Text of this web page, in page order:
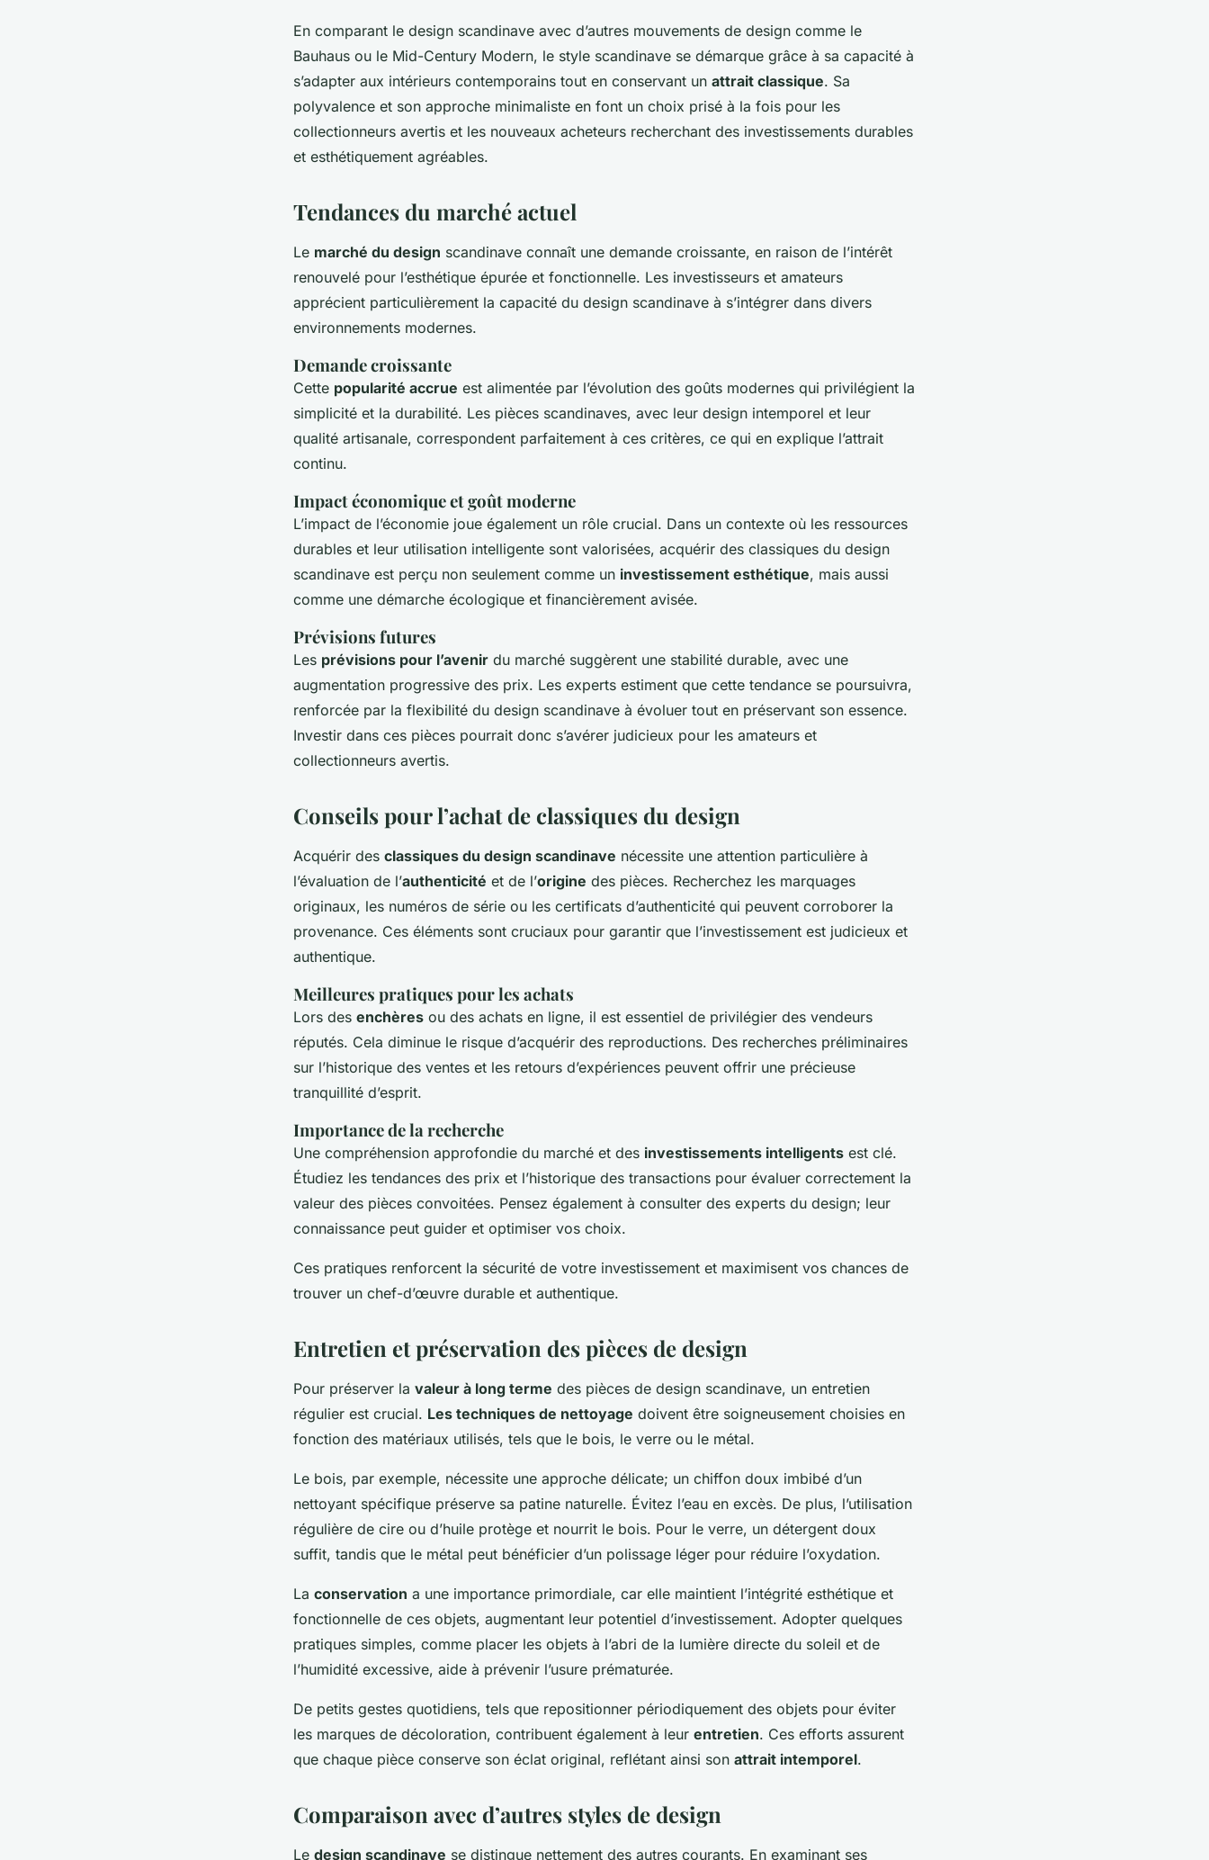
En comparant le design scandinave avec d’autres mouvements de design comme le
Bauhaus ou le Mid-Century Modern, le style scandinave se démarque grâce à sa capacité à
s’adapter aux intérieurs contemporains tout en conservant un attrait classique. Sa
polyvalence et son approche minimaliste en font un choix prisé à la fois pour les
collectionneurs avertis et les nouveaux acheteurs recherchant des investissements durables
et esthétiquement agréables.
Tendances du marché actuel
Le marché du design scandinave connaît une demande croissante, en raison de l’intérêt
renouvelé pour l’esthétique épurée et fonctionnelle. Les investisseurs et amateurs
apprécient particulièrement la capacité du design scandinave à s’intégrer dans divers
environnements modernes.
Demande croissante
Cette popularité accrue est alimentée par l’évolution des goûts modernes qui privilégient la
simplicité et la durabilité. Les pièces scandinaves, avec leur design intemporel et leur
qualité artisanale, correspondent parfaitement à ces critères, ce qui en explique l’attrait
continu.
Impact économique et goût moderne
L’impact de l’économie joue également un rôle crucial. Dans un contexte où les ressources
durables et leur utilisation intelligente sont valorisées, acquérir des classiques du design
scandinave est perçu non seulement comme un investissement esthétique, mais aussi
comme une démarche écologique et financièrement avisée.
Prévisions futures
Les prévisions pour l’avenir du marché suggèrent une stabilité durable, avec une
augmentation progressive des prix. Les experts estiment que cette tendance se poursuivra,
renforcée par la flexibilité du design scandinave à évoluer tout en préservant son essence.
Investir dans ces pièces pourrait donc s’avérer judicieux pour les amateurs et
collectionneurs avertis.
Conseils pour l’achat de classiques du design
Acquérir des classiques du design scandinave nécessite une attention particulière à
l’évaluation de l’authenticité et de l’origine des pièces. Recherchez les marquages
originaux, les numéros de série ou les certificats d’authenticité qui peuvent corroborer la
provenance. Ces éléments sont cruciaux pour garantir que l’investissement est judicieux et
authentique.
Meilleures pratiques pour les achats
Lors des enchères ou des achats en ligne, il est essentiel de privilégier des vendeurs
réputés. Cela diminue le risque d’acquérir des reproductions. Des recherches préliminaires
sur l’historique des ventes et les retours d’expériences peuvent offrir une précieuse
tranquillité d’esprit.
Importance de la recherche
Une compréhension approfondie du marché et des investissements intelligents est clé.
Étudiez les tendances des prix et l’historique des transactions pour évaluer correctement la
valeur des pièces convoitées. Pensez également à consulter des experts du design; leur
connaissance peut guider et optimiser vos choix.
Ces pratiques renforcent la sécurité de votre investissement et maximisent vos chances de
trouver un chef-d’œuvre durable et authentique.
Entretien et préservation des pièces de design
Pour préserver la valeur à long terme des pièces de design scandinave, un entretien
régulier est crucial. Les techniques de nettoyage doivent être soigneusement choisies en
fonction des matériaux utilisés, tels que le bois, le verre ou le métal.
Le bois, par exemple, nécessite une approche délicate; un chiffon doux imbibé d’un
nettoyant spécifique préserve sa patine naturelle. Évitez l’eau en excès. De plus, l’utilisation
régulière de cire ou d’huile protège et nourrit le bois. Pour le verre, un détergent doux
suffit, tandis que le métal peut bénéficier d’un polissage léger pour réduire l’oxydation.
La conservation a une importance primordiale, car elle maintient l’intégrité esthétique et
fonctionnelle de ces objets, augmentant leur potentiel d’investissement. Adopter quelques
pratiques simples, comme placer les objets à l’abri de la lumière directe du soleil et de
l’humidité excessive, aide à prévenir l’usure prématurée.
De petits gestes quotidiens, tels que repositionner périodiquement des objets pour éviter
les marques de décoloration, contribuent également à leur entretien. Ces efforts assurent
que chaque pièce conserve son éclat original, reflétant ainsi son attrait intemporel.
Comparaison avec d’autres styles de design
Le design scandinave se distingue nettement des autres courants. En examinant ses